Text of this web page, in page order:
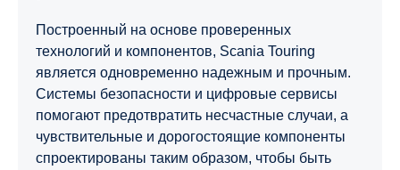
Построенный на основе проверенных
технологий и компонентов, Scania Touring
является одновременно надежным и прочным.
Системы безопасности и цифровые сервисы
помогают предотвратить несчастные случаи, а
чувствительные и дорогостоящие компоненты
спроектированы таким образом, чтобы быть